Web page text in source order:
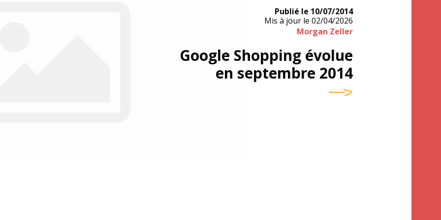
Publié le 10/07/2014
Mis à jour le 02/04/2026
Morgan Zeller
Google Shopping évolue
en septembre 2014